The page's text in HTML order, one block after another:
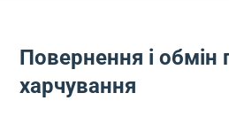
Повернення і обмін
харчування